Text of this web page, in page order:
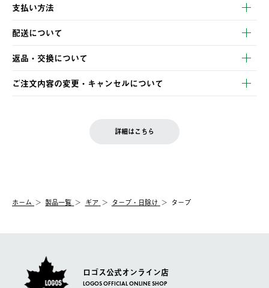
支払い方法
以下のいずれかの方法でお支払いいただけます。
・クレジットカード決済
・コンビニ決済
・Pay-easy決済
配送について
【発送スケジュール】
ご注文・ご入金完了より2営業日以内に商品を発送いたします。
土日祝の発送はございませんので、木曜日以降のご注文は週明け
の発送となる場合がございます。
【配送業者】
佐川急便にて配送されます。
返品・交換について
※お客様都合の場合
お客様都合の返品にかかる送料は、お客様ご負担とさせていただ
一度お手元の商品を返品いただき、ご希望商品を再注文してくだ
ご注文内容の変更・キャンセルについて
LOGOS FAMILY会員の方は、会員マイページ内 購入履歴画面に
詳細はこちら
ホーム 製品一覧 ギア タープ・日除け タープ
ロゴス公式オンライン店
LOGOS OFFICIAL ONLINE SHOP